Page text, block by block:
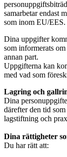
samarbetar endast
som inom EU/EES.
Dina uppgifter
som informerats
annan part.
Uppgifterna kan
med vad som
Lagring och
Dina
därefter den tid
lagstiftning och
Dina rättigheter
Du har rätt att: